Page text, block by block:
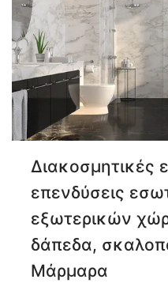
Διακοσμητικές
επενδύσεις
εξωτερικών
δάπεδα,
Μάρμαρα